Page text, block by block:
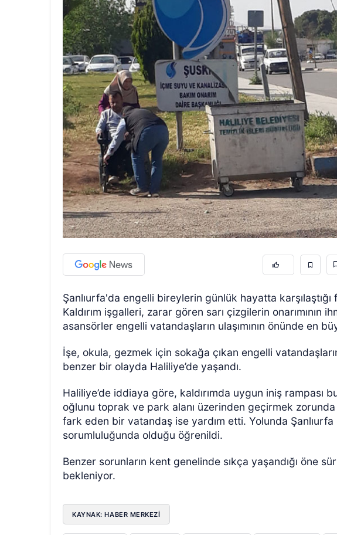
Şanlıurfa'da engelli bireylerin günlük hayatta
Kaldırım işgalleri, zarar gören sarı çizgilerin onarımının
asansörler engelli vatandaşların ulaşımının önünde en
İşe, okula, gezmek için sokağa çıkan engelli
benzer bir olayda Haliliye’de yaşandı.
Haliliye’de iddiaya göre, kaldırımda uygun iniş rampası
oğlunu toprak ve park alanı üzerinden geçirmek zorunda
fark eden bir vatandaş ise yardım etti. Yolunda
sorumluluğunda olduğu öğrenildi.
Benzer sorunların kent genelinde sıkça yaşandığı öne
bekleniyor.
KAYNAK: HABER MERKEZI